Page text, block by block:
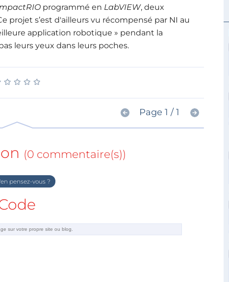
programmé en LabVIEW, deux
projet s’est d'ailleurs vu récompensé par NI au
application robotique » pendant la
leurs yeux dans leurs poches.
★ ★ ★ ★
★ ★ ★ ★
Page 1 / 1
(0 commentaire(s))
pensez-vous ?